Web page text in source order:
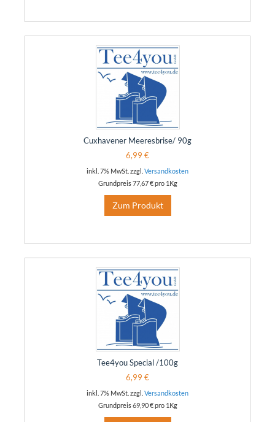
Cuxhavener Meeresbrise/ 90g
6,99 €
inkl. 7% MwSt. zzgl. Versandkosten
Grundpreis77,67 €pro 1Kg
Zum Produkt
Tee4you Special /100g
6,99 €
inkl. 7% MwSt. zzgl. Versandkosten
Grundpreis69,90 €pro 1Kg